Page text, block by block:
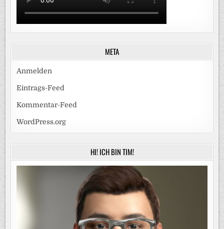
META
Anmelden
Eintrags-Feed
Kommentar-Feed
WordPress.org
HI! ICH BIN TIM!